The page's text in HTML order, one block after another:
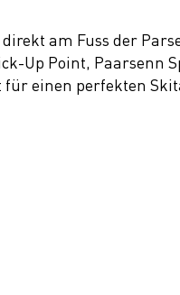
am Fuss der
Up Point, Paarsenn
für einen perfekten